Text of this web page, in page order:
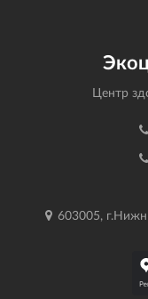
Центр
603005,